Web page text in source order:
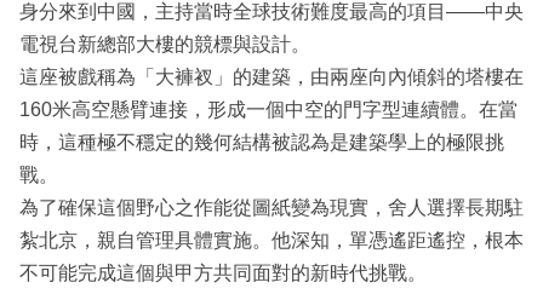
身分來到中國，主持當時全球技術難度最高的項目——中央
電視台新總部大樓的競標與設計。
這座被戲稱為「大褲衩」的建築，由兩座向內傾斜的塔樓在
160米高空懸臂連接，形成一個中空的門字型連續體。在當
時，這種極不穩定的幾何結構被認為是建築學上的極限挑
戰。
為了確保這個野心之作能從圖紙變為現實，舍人選擇長期駐
紮北京，親自管理具體實施。他深知，單憑遙距遙控，根本
不可能完成這個與甲方共同面對的新時代挑戰。